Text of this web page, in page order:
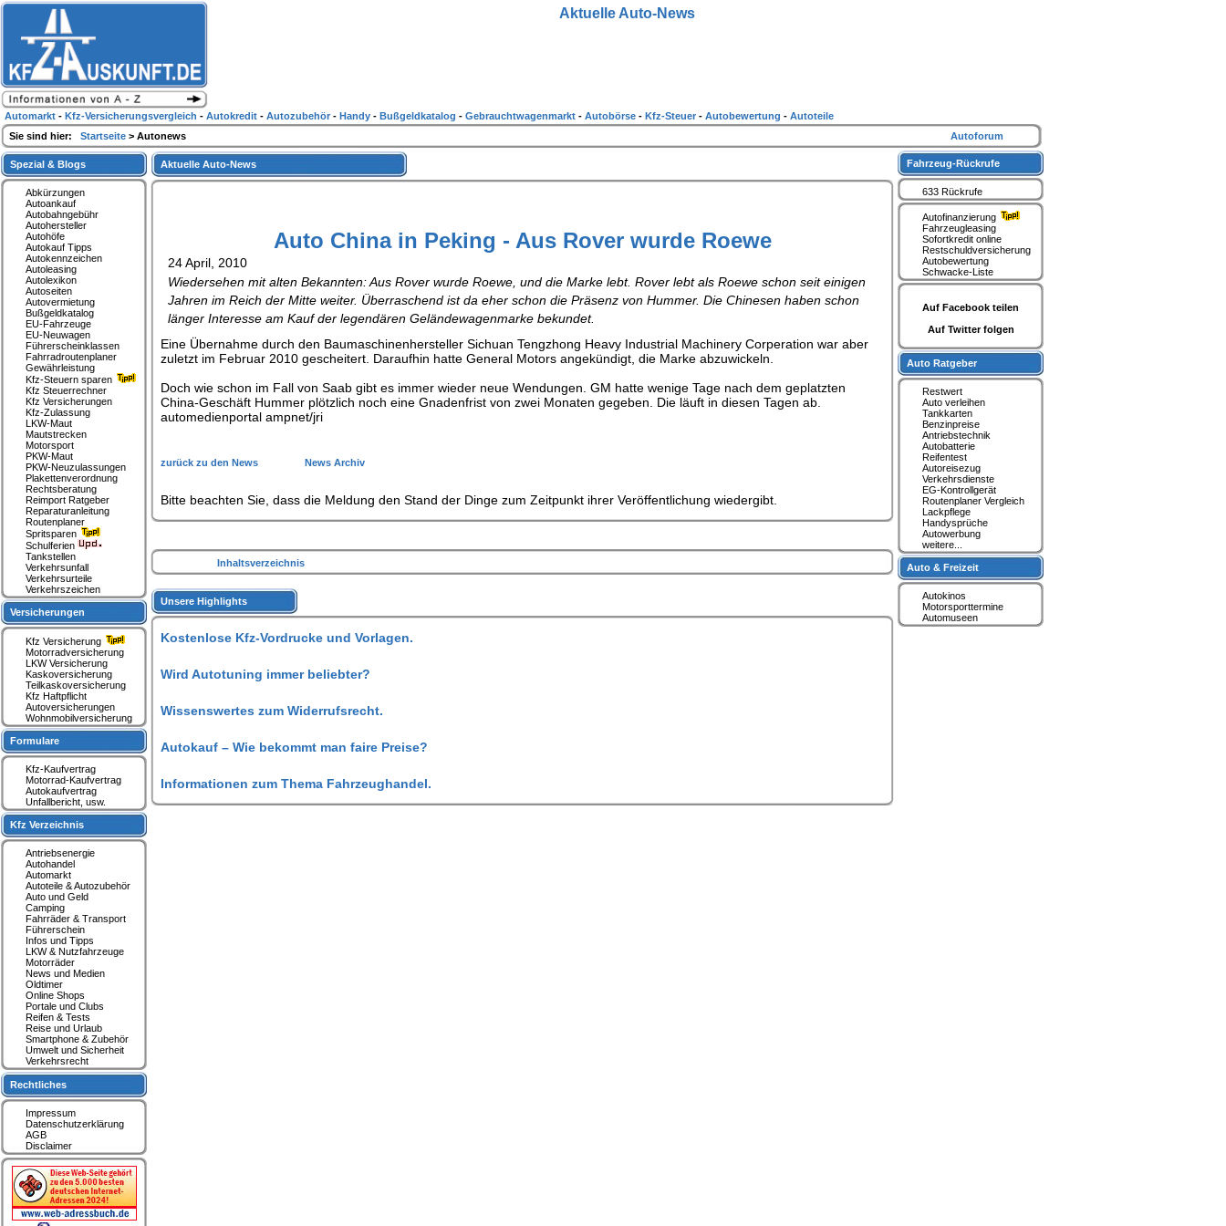
Aktuelle Auto-News
Auto China in Peking - Aus Rover wurde Roewe
24 April, 2010
Wiedersehen mit alten Bekannten: Aus Rover wurde Roewe, und die Marke lebt. Rover lebt als Roewe schon seit einigen
Jahren im Reich der Mitte weiter. Überraschend ist da eher schon die Präsenz von Hummer. Die Chinesen haben schon
länger Interesse am Kauf der legendären Geländewagenmarke bekundet.
Eine Übernahme durch den Baumaschinenhersteller Sichuan Tengzhong Heavy Industrial Machinery Corperation war aber
zuletzt im Februar 2010 gescheitert. Daraufhin hatte General Motors angekündigt, die Marke abzuwickeln.
Doch wie schon im Fall von Saab gibt es immer wieder neue Wendungen. GM hatte wenige Tage nach dem geplatzten
China-Geschäft Hummer plötzlich noch eine Gnadenfrist von zwei Monaten gegeben. Die läuft in diesen Tagen ab.
automedienportal ampnet/jri
zurück zu den News News Archiv
Bitte beachten Sie, dass die Meldung den Stand der Dinge zum Zeitpunkt ihrer Veröffentlichung wiedergibt.
Inhaltsverzeichnis
Unsere Highlights
Kostenlose Kfz-Vordrucke und Vorlagen.
Wird Autotuning immer beliebter?
Wissenswertes zum Widerrufsrecht.
Autokauf – Wie bekommt man faire Preise?
Informationen zum Thema Fahrzeughandel.
Spezial & Blogs
Abkürzungen
Autoankauf
Autobahngebühr
Autohersteller
Autohöfe
Autokauf Tipps
Autokennzeichen
Autoleasing
Autolexikon
Autoseiten
Autovermietung
Bußgeldkatalog
EU-Fahrzeuge
EU-Neuwagen
Führerscheinklassen
Fahrradroutenplaner
Gewährleistung
Kfz-Steuern sparen
Kfz Steuerrechner
Kfz Versicherungen
Kfz-Zulassung
LKW-Maut
Mautstrecken
Motorsport
PKW-Maut
PKW-Neuzulassungen
Plakettenverordnung
Rechtsberatung
Reimport Ratgeber
Reparaturanleitung
Routenplaner
Spritsparen
Schulferien
Tankstellen
Verkehrsunfall
Verkehrsurteile
Verkehrszeichen
Versicherungen
Kfz Versicherung
Motorradversicherung
LKW Versicherung
Kaskoversicherung
Teilkaskoversicherung
Kfz Haftpflicht
Autoversicherungen
Wohnmobilversicherung
Formulare
Kfz-Kaufvertrag
Motorrad-Kaufvertrag
Autokaufvertrag
Unfallbericht, usw.
Kfz Verzeichnis
Antriebsenergie
Autohandel
Automarkt
Autoteile & Autozubehör
Auto und Geld
Camping
Fahrräder & Transport
Führerschein
Infos und Tipps
LKW & Nutzfahrzeuge
Motorräder
News und Medien
Oldtimer
Online Shops
Portale und Clubs
Reifen & Tests
Reise und Urlaub
Smartphone & Zubehör
Umwelt und Sicherheit
Verkehrsrecht
Rechtliches
Impressum
Datenschutzerklärung
AGB
Disclaimer
Fahrzeug-Rückrufe
633 Rückrufe
Autofinanzierung
Fahrzeugleasing
Sofortkredit online
Restschuldversicherung
Autobewertung
Schwacke-Liste
Auf Facebook teilen
Auf Twitter folgen
Auto Ratgeber
Restwert
Auto verleihen
Tankkarten
Benzinpreise
Antriebstechnik
Autobatterie
Reifentest
Autoreisezug
Verkehrsdienste
EG-Kontrollgerät
Routenplaner Vergleich
Lackpflege
Handysprüche
Autowerbung
weitere...
Auto & Freizeit
Autokinos
Motorsporttermine
Automuseen
Aktuelle Auto-News
Automarkt - Kfz-Versicherungsvergleich - Autokredit - Autozubehör - Handy - Bußgeldkatalog - Gebrauchtwagenmarkt - Autobörse - Kfz-Steuer - Autobewertung - Autoteile
Sie sind hier: Startseite > Autonews Autoforum